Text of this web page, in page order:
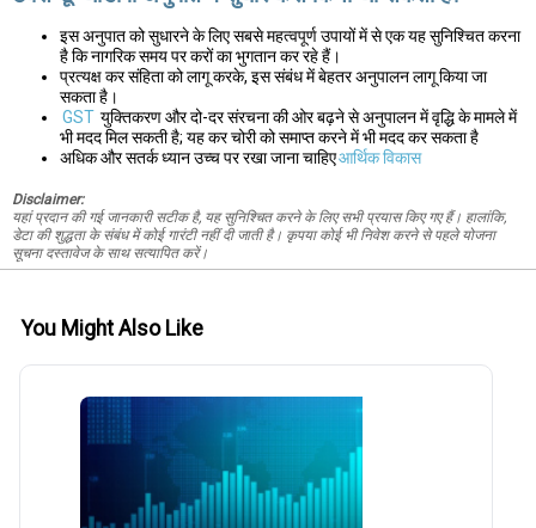
इस अनुपात को सुधारने के लिए सबसे महत्वपूर्ण उपायों में से एक यह सुनिश्चित करना
है कि नागरिक समय पर करों का भुगतान कर रहे हैं।
प्रत्यक्ष कर संहिता को लागू करके, इस संबंध में बेहतर अनुपालन लागू किया जा
सकता है।
GST युक्तिकरण और दो-दर संरचना की ओर बढ़ने से अनुपालन में वृद्धि के मामले में
भी मदद मिल सकती है; यह कर चोरी को समाप्त करने में भी मदद कर सकता है
अधिक और सतर्क ध्यान उच्च पर रखा जाना चाहिएआर्थिक विकास
Disclaimer:
यहां प्रदान की गई जानकारी सटीक है, यह सुनिश्चित करने के लिए सभी प्रयास किए गए हैं। हालांकि,
डेटा की शुद्धता के संबंध में कोई गारंटी नहीं दी जाती है। कृपया कोई भी निवेश करने से पहले योजना
सूचना दस्तावेज के साथ सत्यापित करें।
You Might Also Like